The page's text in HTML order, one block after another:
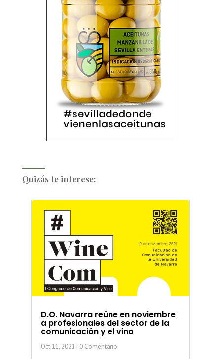
Quizás te interese:
D.O. Navarra reúne en noviembre
a profesionales del sector de la
comunicación y el vino
Oct 11, 2021 | 0 Comentario